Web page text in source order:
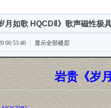
月如歌 HQCDⅡ》歌声磁性极
00:53:40 显示全部楼层
岩贵《岁